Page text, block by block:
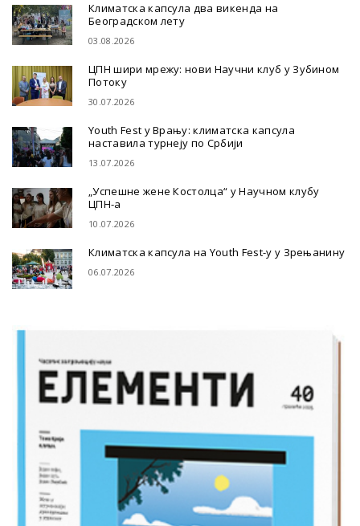
Климатска капсула два викенда на
Београдском лету
03.08.2026
ЦПН шири мрежу: нови Научни клуб у Зубином
Потоку
30.07.2026
Youth Fest у Врању: климатска капсула
наставила турнеју по Србији
13.07.2026
„Успешне жене Костолца“ у Научном клубу
ЦПН-а
10.07.2026
Климатска капсула на Youth Fest-у у Зрењанину
06.07.2026